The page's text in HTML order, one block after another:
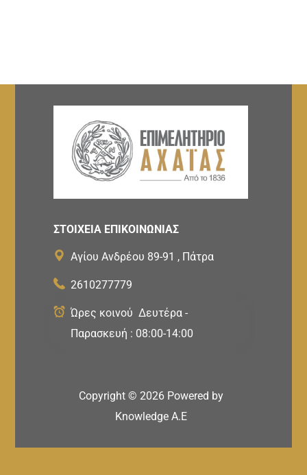
ΣΤΟΙΧΕΙΑ ΕΠΙΚΟΙΝΩΝΙΑΣ
Αγίου Ανδρέου 89-91 , Πάτρα
2610277779
Ώρες κοινού Δευτέρα -
Παρασκευή : 08:00-14:00
Copyright © 2026 Powered by
Knowledge A.E